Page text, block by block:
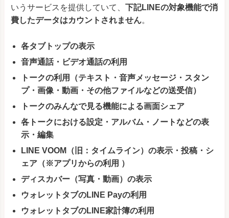
いうサービスを提供していて、 下記LINEの対象機能で消
費したデータはカウントされません。
各タブトップの表示
音声通話・ビデオ通話の利用
トークの利用（テキスト・音声メッセージ・スタン
プ・画像・動画・その他ファイルなどの送受信）
トークのみんなで見る機能による画面シェア
各トークにおける設定・アルバム・ノートなどの表
示・編集
LINE VOOM（旧：タイムライン）の表示・投稿・シ
ェア（※アプリからの利用 ）
ディスカバー（写真・動画）の表示
ウォレットタブのLINE Payの利用
ウォレットタブのLINE家計簿の利用